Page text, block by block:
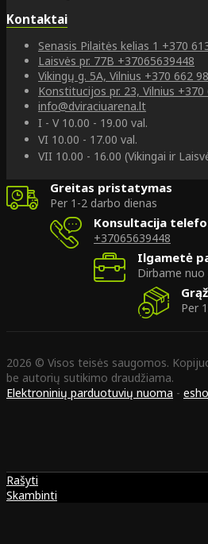
Kontaktai
Senasis Pilaitės kelias 1 +370
Laisvės pr. 77B +37065639448
Vikingų g. 5A, Vilnius +370 662
Konstitucijos pr. 23, Vilnius +370
info@dviraciuarena.lt
I - V 10.00 - 19.00 val.
VI 10.00 - 17.00 val.
VII 10.00 - 16.00 (Vikingai ir
Greitas pristatymas
Per 1-2 darbo dienas
Konsultacija
+37065639448
Ilgametė
Dirbame nuo
Per
2026 © Visos teisės saugomos.
be autorių sutikimo draudžiama.
Elektroninių parduotuvių nuoma -
Rašyti
Skambinti